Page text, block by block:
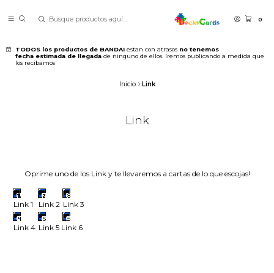
0
TODOS los productos de BANDAI estan con atrasos no tenemos
fecha estimada de llegada de ninguno de ellos. Iremos publicando a medida que
los recibamos
Inicio Link
Link
Oprime uno de los Link y te llevaremos a cartas de lo que escojas!
Link 1 Link 2 Link 3
Link 4 Link 5 Link 6